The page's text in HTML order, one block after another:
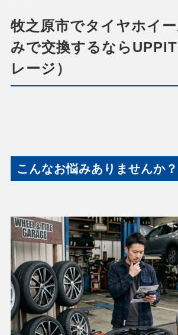
牧之原市でタイヤホイ
みで交換するなら
レージ）
こんなお悩みありませんか？